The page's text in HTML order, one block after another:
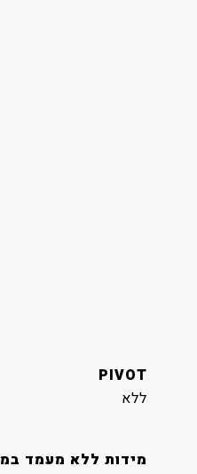
PIVOT
ללא
מידות ללא מעמד